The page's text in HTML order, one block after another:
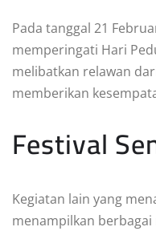
Pada tanggal 21
memperingati Hari
melibatkan relawan
memberikan
Festival
Kegiatan lain yang
menampilkan